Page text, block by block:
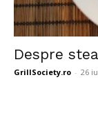
Despre
GrillSociety.ro - 26